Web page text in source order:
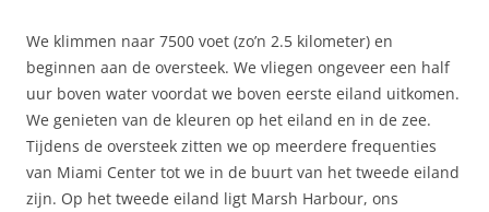
We klimmen naar 7500 voet (zo’n 2.5 kilometer) en
beginnen aan de oversteek. We vliegen ongeveer een half
uur boven water voordat we boven eerste eiland uitkomen.
We genieten van de kleuren op het eiland en in de zee.
Tijdens de oversteek zitten we op meerdere frequenties
van Miami Center tot we in de buurt van het tweede eiland
zijn. Op het tweede eiland ligt Marsh Harbour, ons